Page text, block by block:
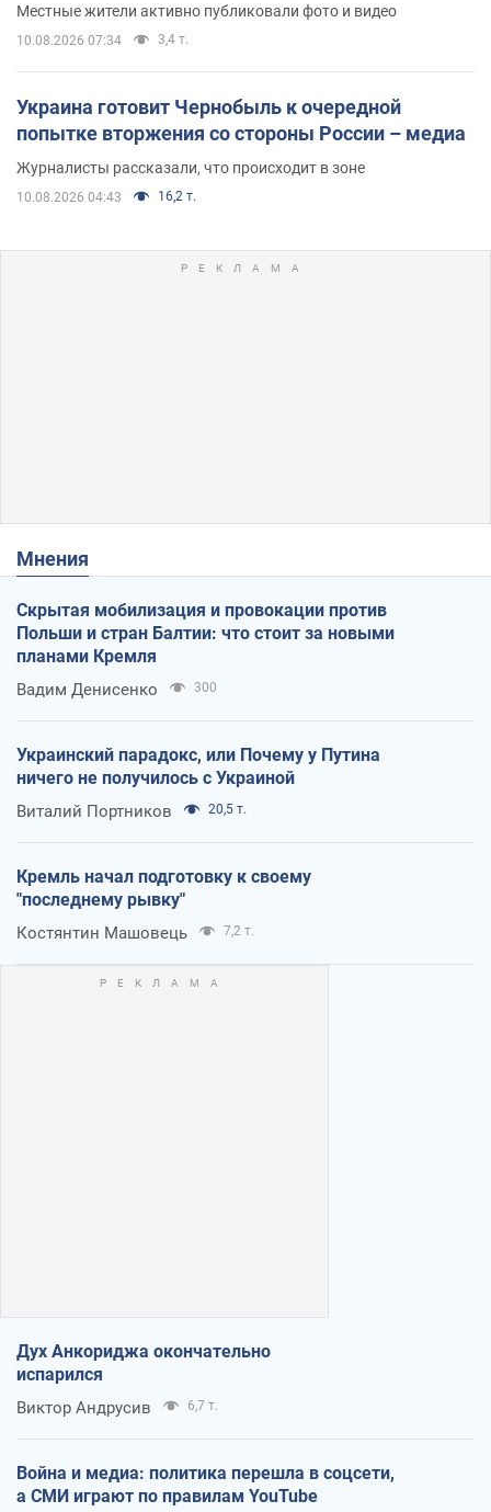
Местные жители активно публиковали фото и видео
10.08.2026 07:34 3,4 т.
Украина готовит Чернобыль к очередной
попытке вторжения со стороны России – медиа
Журналисты рассказали, что происходит в зоне
10.08.2026 04:43 16,2 т.
Мнения
Скрытая мобилизация и провокации против
Польши и стран Балтии: что стоит за новыми
планами Кремля
Вадим Денисенко 300
Украинский парадокс, или Почему у Путина
ничего не получилось с Украиной
Виталий Портников 20,5 т.
Кремль начал подготовку к своему
"последнему рывку"
Костянтин Машовець 7,2 т.
Дух Анкориджа окончательно
испарился
Виктор Андрусив 6,7 т.
Война и медиа: политика перешла в соцсети,
а СМИ играют по правилам YouTube